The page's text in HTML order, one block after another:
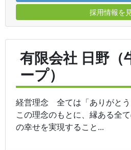
採用情報を
有限会社 日野（
ープ）
経営理念 全ては「ありがと
この理念のもとに、縁ある全
の幸せを実現すること...